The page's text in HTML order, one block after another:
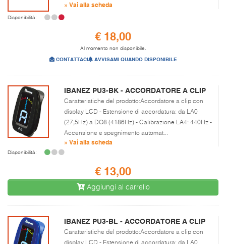
» Vai alla scheda
Disponibilità:
€ 18,00
Al momento non disponibile.
CONTATTACI AVVISAMI QUANDO DISPONIBILE
IBANEZ PU3-BK - ACCORDATORE A CLIP
Caratteristiche del prodotto:Accordatore a clip con
display LCD - Estensione di accordatura: da LA0
(27,5Hz) a DO8 (4186Hz) - Calibrazione LA4: 440Hz -
Accensione e spegnimento automat...
» Vai alla scheda
Disponibilità:
€ 13,00
Aggiungi al carrello
IBANEZ PU3-BL - ACCORDATORE A CLIP
Caratteristiche del prodotto:Accordatore a clip con